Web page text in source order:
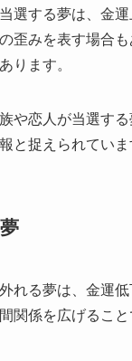
選する夢は、金
歪みを表す場合
ります。
や恋人が当選す
と捉えられていま
れる夢は、金運
関係を広げるこ